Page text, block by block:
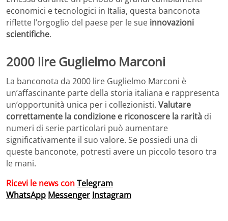
economici e tecnologici in Italia, questa banconota
riflette l’orgoglio del paese per le sue innovazioni
scientifiche.
2000 lire Guglielmo Marconi
La banconota da 2000 lire Guglielmo Marconi è
un’affascinante parte della storia italiana e rappresenta
un’opportunità unica per i collezionisti. Valutare
correttamente la condizione e riconoscere la rarità di
numeri di serie particolari può aumentare
significativamente il suo valore. Se possiedi una di
queste banconote, potresti avere un piccolo tesoro tra
le mani.
Ricevi le news conTelegram
WhatsApp Messenger Instagram